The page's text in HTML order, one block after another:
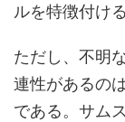
ルを特徴付け
ただし、不明
連性があるの
である。サム